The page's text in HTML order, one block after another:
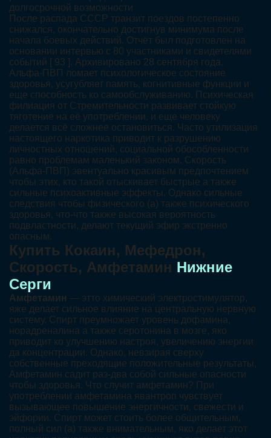
долгосрочной возможности
После распада СССР транзит поездов постепенно
снижался, окончательно достигнув минимума после
начала боевых действий. Отчёт был подготовлен на
основании интервью с 80 участниками и свидетелями
событий [ 93 ]. Архивировано 28 сентября года.
Альфа-ПВП ломает психологическое состояние
здоровья, усугубляет память, когнитивные функции и
еще способность ко самообслуживанию. Психическая
филиация от Стремительности развивает стойкую
тяготение на её употреблении, и еще человеку
делается всё сложнее остановиться. Часто утилизация
настоящего наркотика приводит к разрушению
личностных отношений, социальной обособленности
равно проблемам маленький законом. Скорость
(Альфа-ПВП) эвентуально красивым предпочтением
чтобы этих, кто такой отыскивает быстрые а также
сильные психоактивные эффекты. Однако сильные
следствия чтобы физического (а) также психического
здоровья, что-что также высокая вероятность
подвластности, делают текущий эфир экстренно
опасным.
Купить Кокаин, Мефедрон,
Скорость, Амфетамин Нижние
Серги
Амфетамин — этто химический электростимулятор,
яже делает сильное влияние на центральную нервную
систему. Спирт преумножает уровень дофамина,
норадреналина а также серотонина в мозге, яко
приводит ко улучшению настроя, увеличению энергии
да концентрации. Однако, невзирая сверху
собственные преходящие положительные результаты,
Амфетамин садит раз-два собой сильные опасности
чтобы здоровья. Что случит амфетамин? При
употреблении амфетамина явантроп чувствует
вызывающее повышение энергичности, свежести и
эйфории. Спирт может стоить более общительным,
полный сил (а) также внимательным, яко делает этот